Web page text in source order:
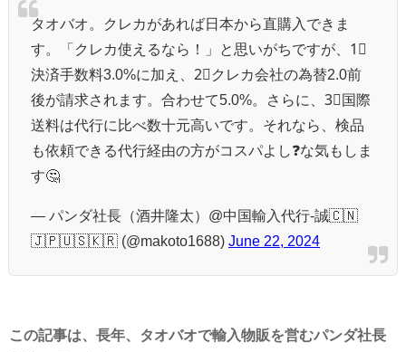
タオバオ。クレカがあれば日本から直購入できま
す。「クレカ使えるなら！」と思いがちですが、1⃣
決済手数料3.0%に加え、2⃣クレカ会社の為替2.0前
後が請求されます。合わせて5.0%。さらに、3⃣国際
送料は代行に比べ数十元高いです。それなら、検品
も依頼できる代行経由の方がコスパよし❓な気もしま
す🤔
— パンダ社長（酒井隆太）@中国輸入代行-誠🇨🇳
🇯🇵🇺🇸🇰🇷 (@makoto1688) June 22, 2024
この記事は、長年、タオバオで輸入物販を営むパンダ社長